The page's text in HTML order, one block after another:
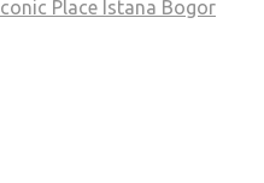
Iconic Place Istana Bogor